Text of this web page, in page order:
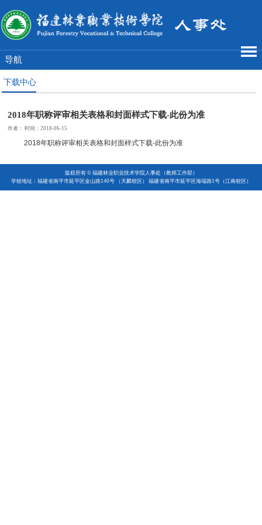
导航
下载中心
2018年职称评审相关表格和封面样式下载-此份为准
作者： 时间：2018-06-15
2018年职称评审相关表格和封面样式下载-此份为准
版权所有 © 福建林业职业技术学院人事处（教师工作部）
学校地址：福建省南平市延平区金山路140号 （天麟校区） 福建省南平市延平区海瑞路1号（江南校区）